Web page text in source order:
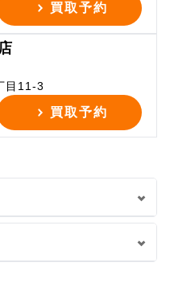
買取予約
目11-3
買取予約